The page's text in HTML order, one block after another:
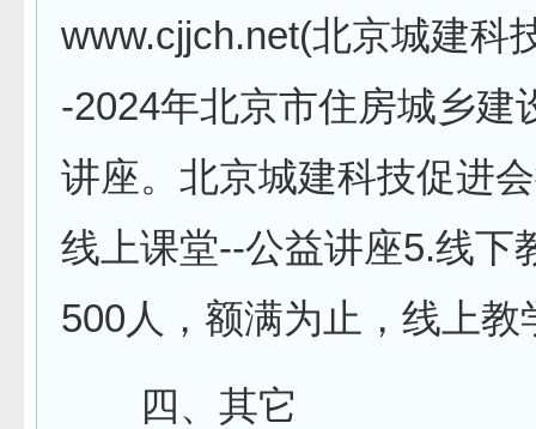
www.cjjch.net(北京城建科
-2024年北京市住房城乡建
讲座。北京城建科技促进
线上课堂--公益讲座5.线下
500人，额满为止，线上教
四、其它